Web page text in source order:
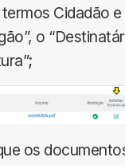
Cidadão
o
os